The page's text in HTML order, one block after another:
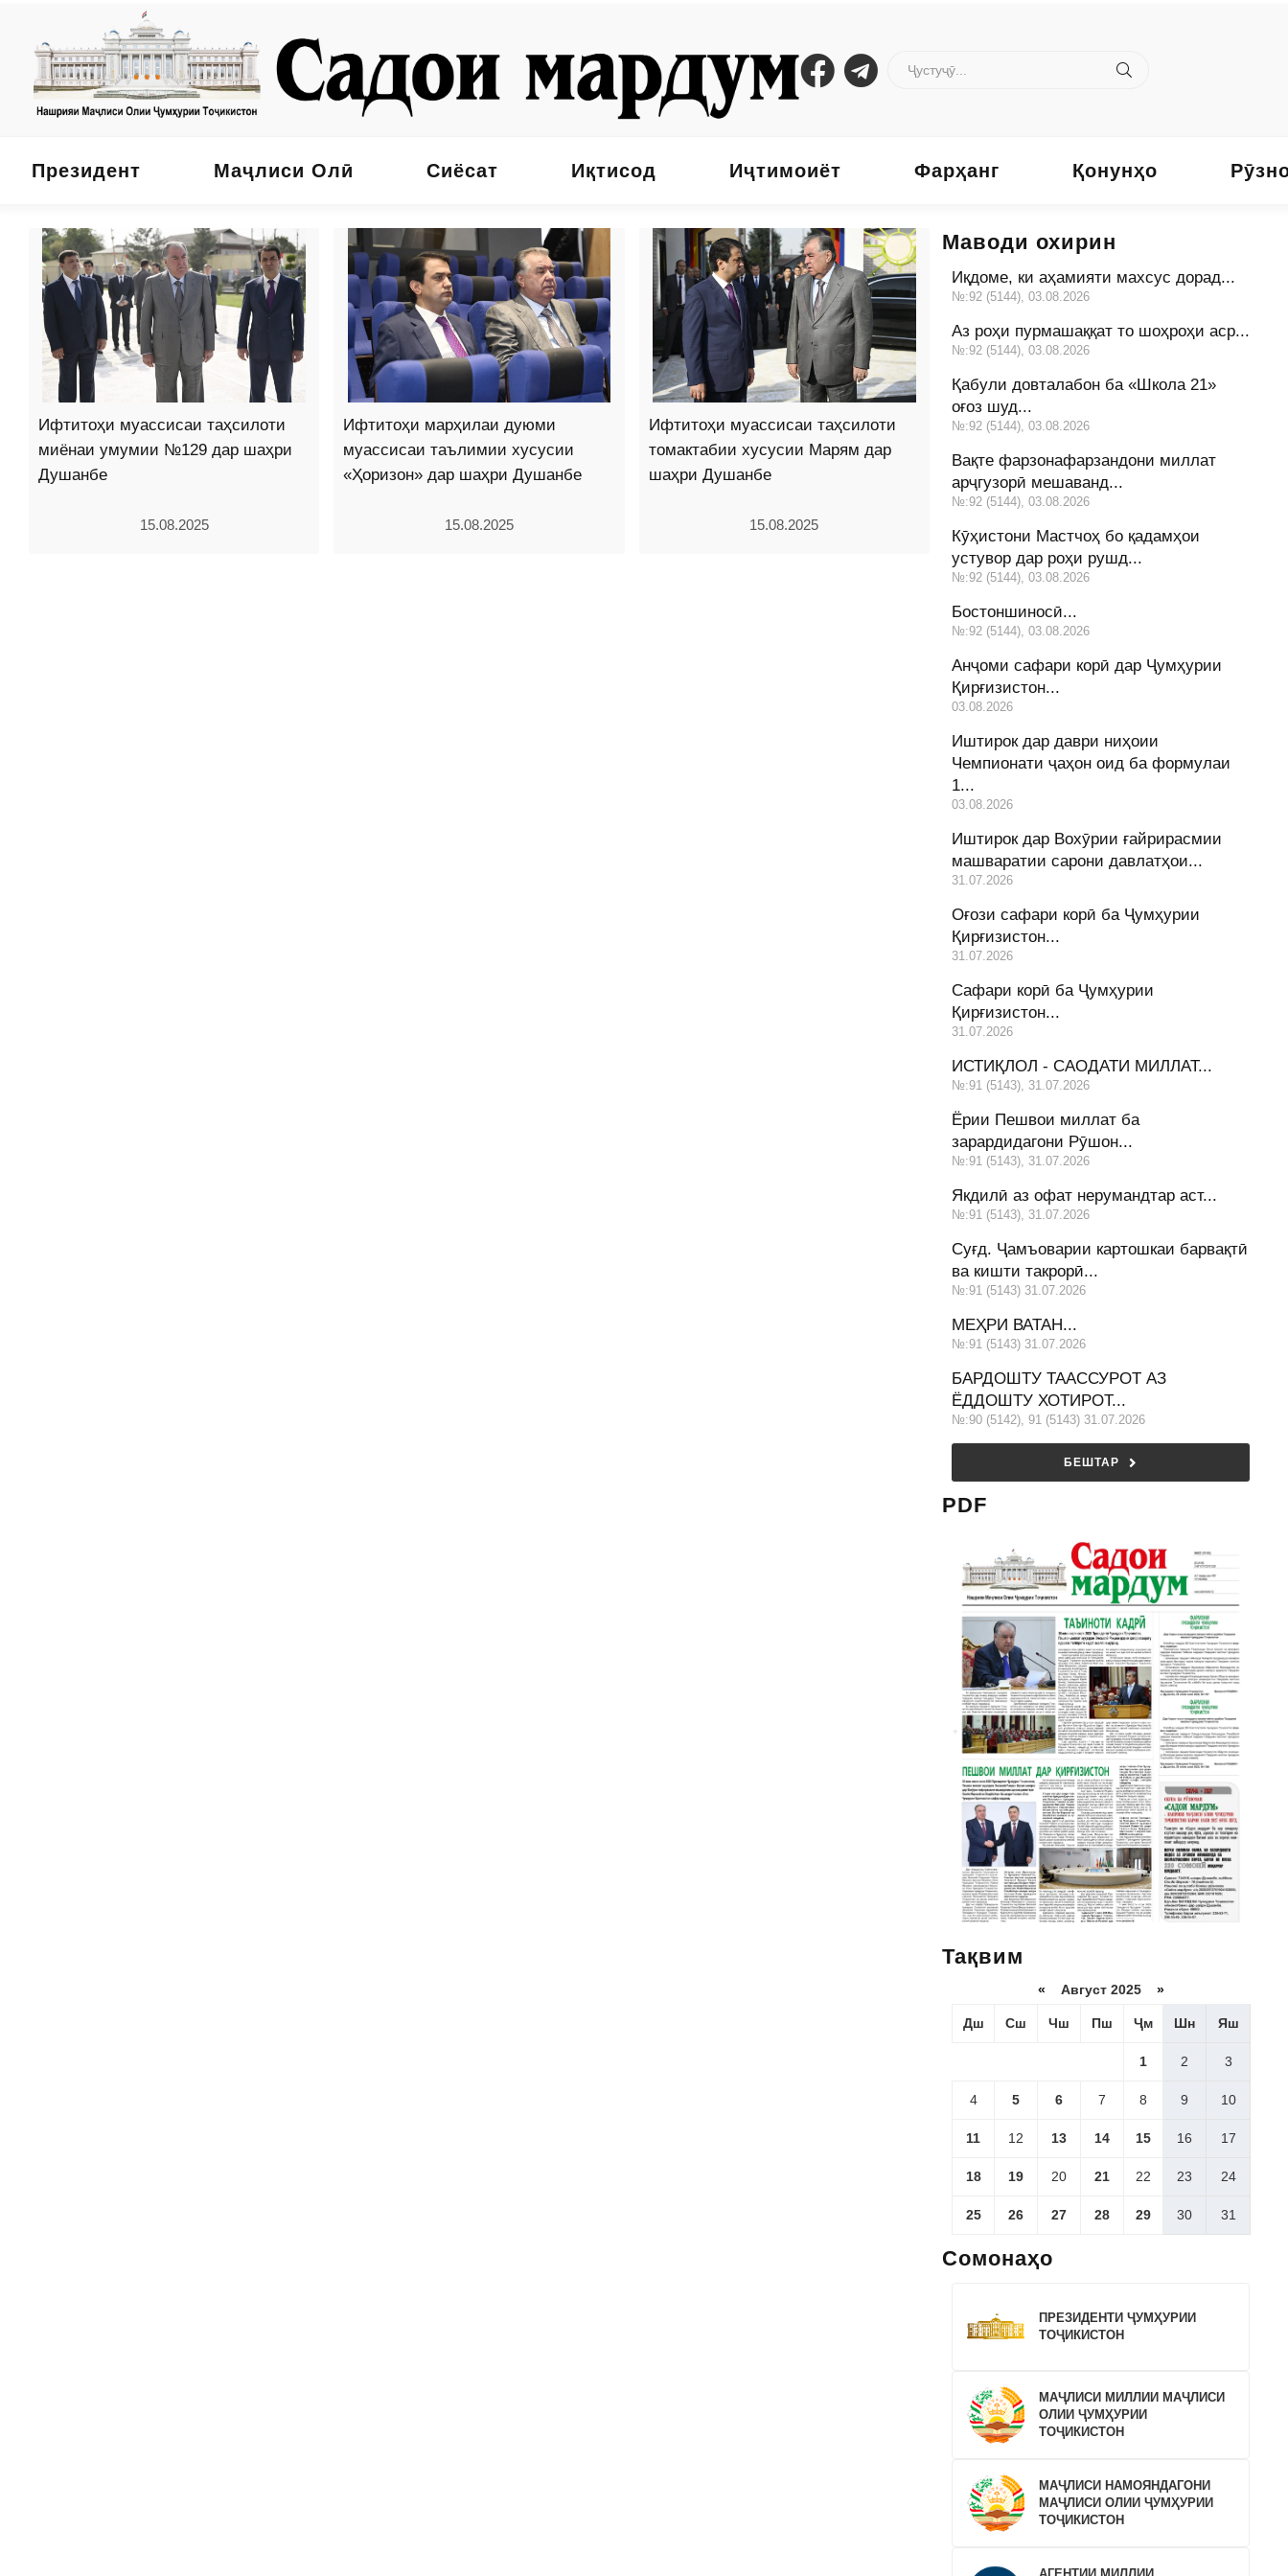
Президент Маҷлиси Олӣ Сиёсат Иқтисод Иҷтимоиёт Фарҳанг Қонунҳо
Ифтитоҳи муассисаи таҳсилоти
миёнаи умумии №129 дар шаҳри
Душанбе
15.08.2025
Ифтитоҳи марҳилаи дуюми
муассисаи таълимии хусусии
«Ҳоризон» дар шаҳри Душанбе
15.08.2025
Ифтитоҳи муассисаи таҳсилоти
томактабии хусусии Марям дар
шаҳри Душанбе
15.08.2025
Маводи охирин
Иқдоме, ки аҳамияти махсус дорад...
№:92 (5144), 03.08.2026
Аз роҳи пурмашаққат то шоҳроҳи аср...
№:92 (5144), 03.08.2026
Қабули довталабон ба «Школа 21»
оғоз шуд...
№:92 (5144), 03.08.2026
Вақте фарзонафарзандони миллат
арҷгузорӣ мешаванд...
№:92 (5144), 03.08.2026
Кӯҳистони Мастчоҳ бо қадамҳои
устувор дар роҳи рушд...
№:92 (5144), 03.08.2026
Бостоншиносӣ...
№:92 (5144), 03.08.2026
Анҷоми сафари корӣ дар Ҷумҳурии
Қирғизистон...
03.08.2026
Иштирок дар даври ниҳоии
Чемпионати ҷаҳон оид ба формулаи
1...
03.08.2026
Иштирок дар Вохӯрии ғайрирасмии
машваратии сарони давлатҳои...
31.07.2026
Оғози сафари корӣ ба Ҷумҳурии
Қирғизистон...
31.07.2026
Сафари корӣ ба Ҷумҳурии
Қирғизистон...
31.07.2026
ИСТИҚЛОЛ - САОДАТИ МИЛЛАТ...
№:91 (5143), 31.07.2026
Ёрии Пешвои миллат ба
зарардидагони Рӯшон...
№:91 (5143), 31.07.2026
Якдилӣ аз офат нерумандтар аст...
№:91 (5143), 31.07.2026
Суғд. Ҷамъоварии картошкаи барвақтӣ
ва кишти такрорӣ...
№:91 (5143) 31.07.2026
МЕҲРИ ВАТАН...
№:91 (5143) 31.07.2026
БАРДОШТУ ТААССУРОТ АЗ
ЁДДОШТУ ХОТИРОТ...
№:90 (5142), 91 (5143) 31.07.2026
БЕШТАР
PDF
Тақвим
« Август 2025 »
Дш Сш Чш Пш Ҷм Шн Яш
1 2 3
4 5 6 7 8 9 10
11 12 13 14 15 16 17
18 19 20 21 22 23 24
25 26 27 28 29 30 31
Сомонаҳо
ПРЕЗИДЕНТИ ҶУМҲУРИИ
ТОҶИКИСТОН
МАҶЛИСИ МИЛЛИИ МАҶЛИСИ
ОЛИИ ҶУМҲУРИИ
ТОҶИКИСТОН
МАҶЛИСИ НАМОЯНДАГОНИ
МАҶЛИСИ ОЛИИ ҶУМҲУРИИ
ТОҶИКИСТОН